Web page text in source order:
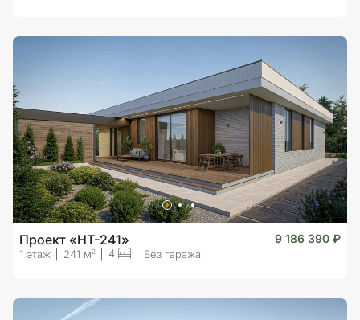
Проект «HT-241» 9 186 390 ₽
1 этаж 241 м 2 4 Без гаража